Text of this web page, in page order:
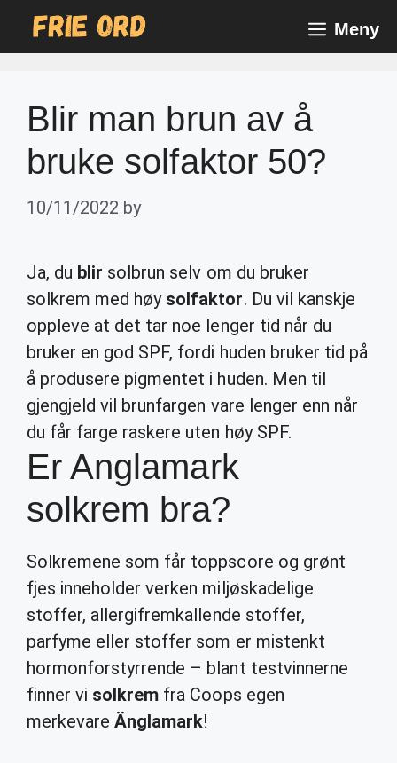
Meny
Blir man brun av å
bruke solfaktor 50?
10/11/2022 by
Ja, du blir solbrun selv om du bruker
solkrem med høy solfaktor. Du vil kanskje
oppleve at det tar noe lenger tid når du
bruker en god SPF, fordi huden bruker tid på
å produsere pigmentet i huden. Men til
gjengjeld vil brunfargen vare lenger enn når
du får farge raskere uten høy SPF.
Er Anglamark
solkrem bra?
Solkremene som får toppscore og grønt
fjes inneholder verken miljøskadelige
stoffer, allergifremkallende stoffer,
parfyme eller stoffer som er mistenkt
hormonforstyrrende – blant testvinnerne
finner vi solkrem fra Coops egen
merkevareÄnglamark!